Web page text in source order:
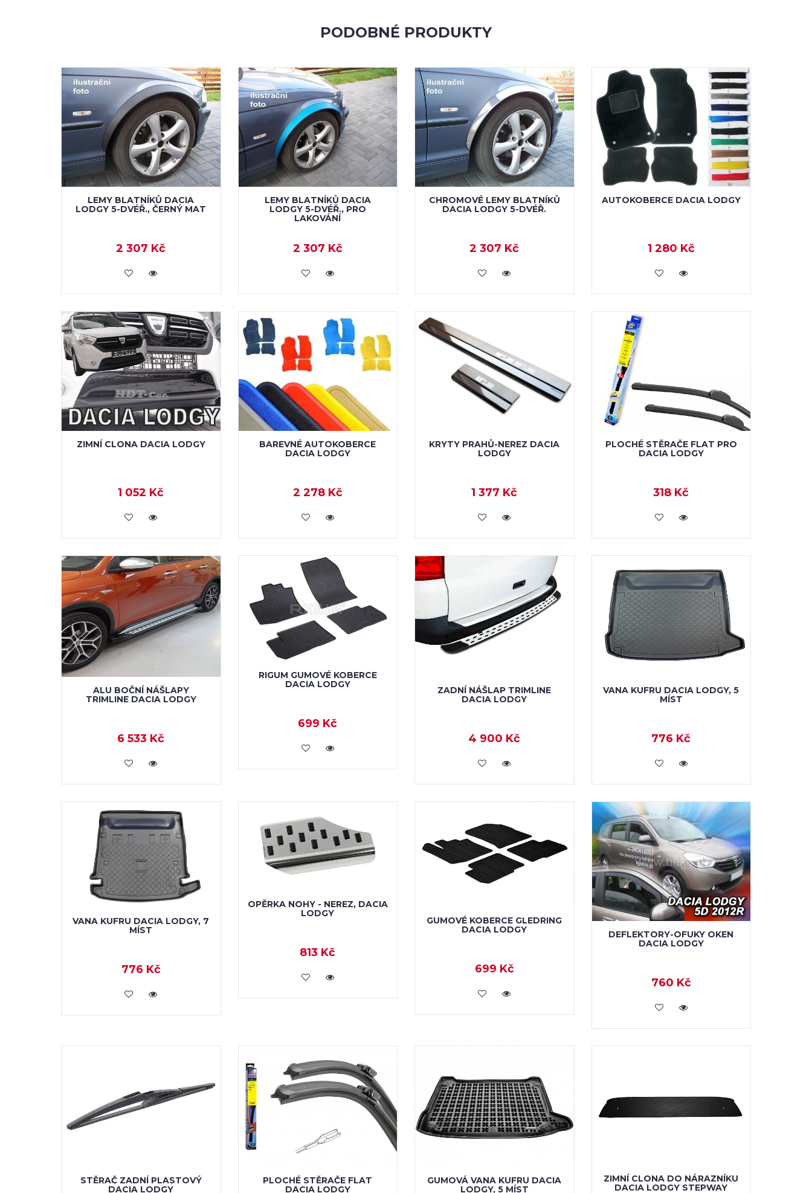
PODOBNÉ PRODUKTY
LEMY BLATNÍKŮ DACIA
LODGY 5-DVÉŘ., ČERNÝ MAT
2 307 Kč
KOUPIT
LEMY BLATNÍKŮ DACIA
LODGY 5-DVÉŘ., PRO
LAKOVÁNÍ
2 307 Kč
KOUPIT
CHROMOVÉ LEMY BLATNÍKŮ
DACIA LODGY 5-DVÉŘ.
2 307 Kč
KOUPIT
AUTOKOBERCE DACIA LODGY
1 280 Kč
KOUPIT
ZIMNÍ CLONA DACIA LODGY
1 052 Kč
KOUPIT
BAREVNÉ AUTOKOBERCE
DACIA LODGY
2 278 Kč
KOUPIT
KRYTY PRAHŮ-NEREZ DACIA
LODGY
1 377 Kč
KOUPIT
PLOCHÉ STĚRAČE FLAT PRO
DACIA LODGY
318 Kč
KOUPIT
ALU BOČNÍ NÁŠLAPY
TRIMLINE DACIA LODGY
6 533 Kč
KOUPIT
RIGUM GUMOVÉ KOBERCE
DACIA LODGY
699 Kč
KOUPIT
ZADNÍ NÁŠLAP TRIMLINE
DACIA LODGY
4 900 Kč
KOUPIT
VANA KUFRU DACIA LODGY, 5
MÍST
776 Kč
KOUPIT
VANA KUFRU DACIA LODGY, 7
MÍST
776 Kč
KOUPIT
OPĚRKA NOHY - NEREZ, DACIA
LODGY
813 Kč
KOUPIT
GUMOVÉ KOBERCE GLEDRING
DACIA LODGY
699 Kč
KOUPIT
DEFLEKTORY-OFUKY OKEN
DACIA LODGY
760 Kč
KOUPIT
STĚRAČ ZADNÍ PLASTOVÝ
DACIA LODGY
PLOCHÉ STĚRAČE FLAT
DACIA LODGY
GUMOVÁ VANA KUFRU DACIA
LODGY, 5 MÍST
ZIMNÍ CLONA DO NÁRAZNÍKU
DACIA LODGY STEPWAY